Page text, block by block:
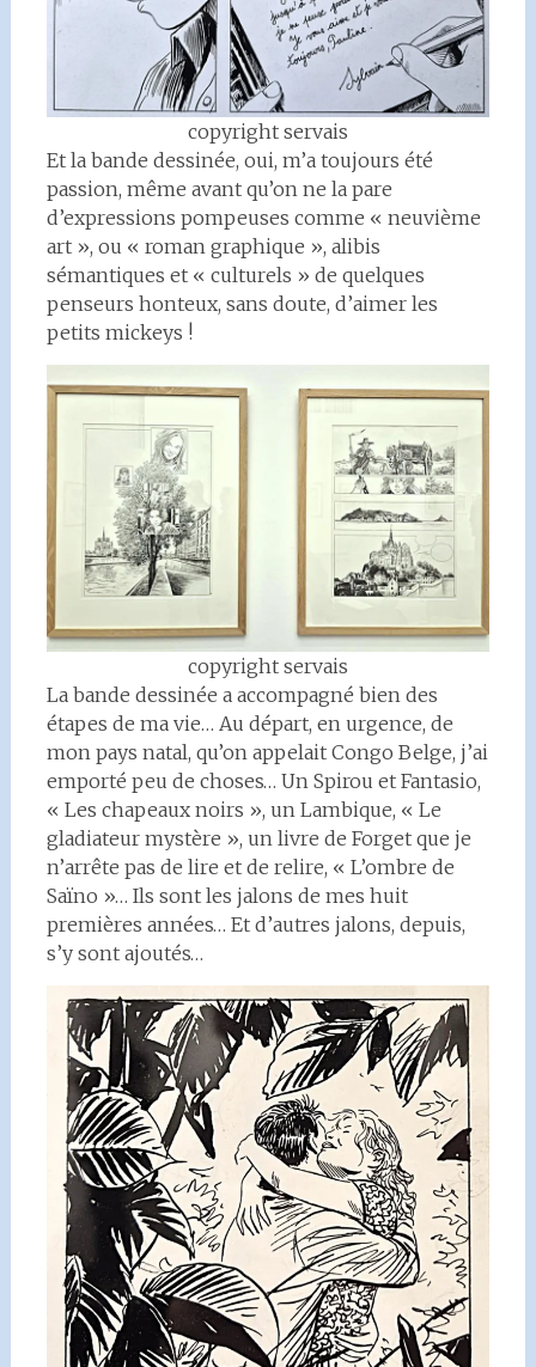
copyright servais
Et la bande dessinée, oui, m’a toujours été
passion, même avant qu’on ne la pare
d’expressions pompeuses comme « neuvième
art », ou « roman graphique », alibis
sémantiques et « culturels » de quelques
penseurs honteux, sans doute, d’aimer les
petits mickeys !
copyright servais
La bande dessinée a accompagné bien des
étapes de ma vie… Au départ, en urgence, de
mon pays natal, qu’on appelait Congo Belge, j’ai
emporté peu de choses… Un Spirou et Fantasio,
« Les chapeaux noirs », un Lambique, « Le
gladiateur mystère », un livre de Forget que je
n’arrête pas de lire et de relire, « L’ombre de
Saïno »… Ils sont les jalons de mes huit
premières années… Et d’autres jalons, depuis,
s’y sont ajoutés…